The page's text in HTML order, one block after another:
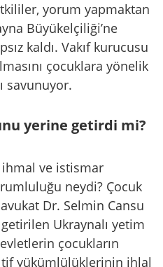
yorum yapmaktan
Büyükelçiliği’ne
kaldı. Vakıf kurucusu
çocuklara yönelik
savunuyor.
yerine getirdi mi?
ihmal ve istismar
neydi? Çocuk
Dr. Selmin Cansu
getirilen Ukraynalı yetim
çocukların
yükümlülüklerinin ihlal